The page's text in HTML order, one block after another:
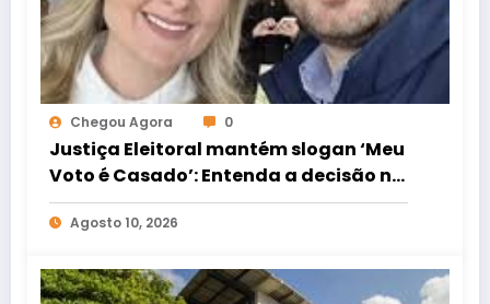
Chegou Agora 0
Justiça Eleitoral mantém slogan ‘Meu
Voto é Casado’: Entenda a decisão no
4oito
Agosto 10, 2026